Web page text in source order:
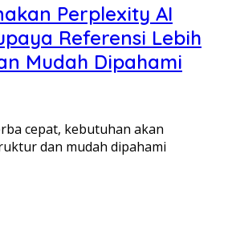
Perplexity AI
Referensi Lebih
Mudah Dipahami
cepat, kebutuhan akan
dan mudah dipahami